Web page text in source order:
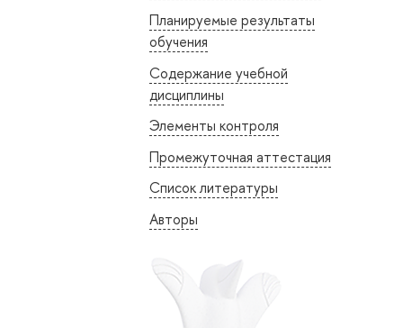
Планируемые результаты
обучения
Содержание учебной
дисциплины
Элементы контроля
Промежуточная аттестация
Список литературы
Авторы